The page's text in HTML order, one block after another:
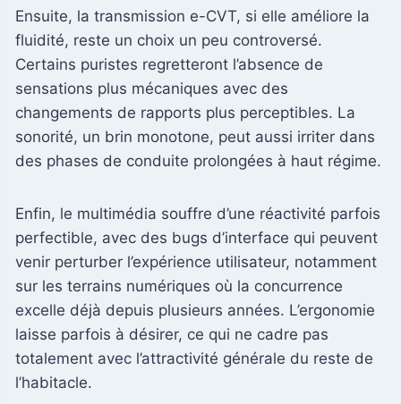
Ensuite, la transmission e-CVT, si elle améliore la
fluidité, reste un choix un peu controversé.
Certains puristes regretteront l’absence de
sensations plus mécaniques avec des
changements de rapports plus perceptibles. La
sonorité, un brin monotone, peut aussi irriter dans
des phases de conduite prolongées à haut régime.
Enfin, le multimédia souffre d’une réactivité parfois
perfectible, avec des bugs d’interface qui peuvent
venir perturber l’expérience utilisateur, notamment
sur les terrains numériques où la concurrence
excelle déjà depuis plusieurs années. L’ergonomie
laisse parfois à désirer, ce qui ne cadre pas
totalement avec l’attractivité générale du reste de
l’habitacle.